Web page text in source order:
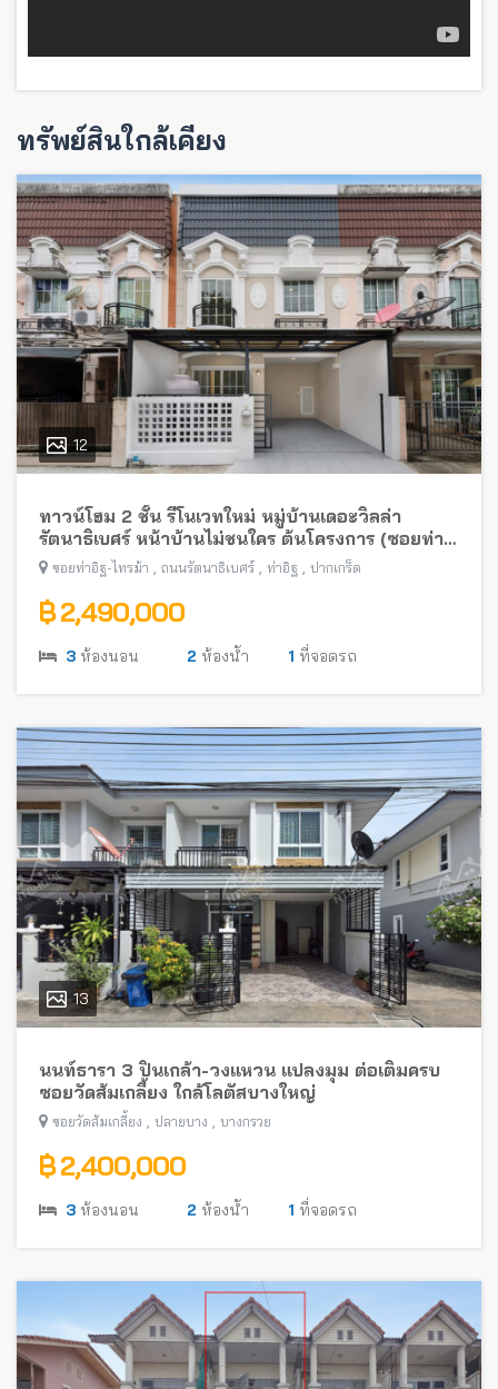
ทรัพย์สินใกล้เคียง
12
ทาวน์โฮม 2 ชั้น รีโนเวทใหม่ หมู่บ้านเดอะวิลล่า
รัตนาธิเบศร์ หน้าบ้านไม่ชนใคร ต้นโครงการ (ซอยท่า
อิฐ-ไทรม้า) พร้อมอยู่ ใกล้รถไฟฟ้าสายสีม่วง
ซอยท่าอิฐ-ไทรม้า , ถนนรัตนาธิเบศร์ , ท่าอิฐ , ปากเกร็ด
฿ 2,490,000
3 ห้องนอน 2 ห้องน้ำ 1 ที่จอดรถ
13
นนท์ธารา 3 ปิ่นเกล้า-วงแหวน แปลงมุม ต่อเติมครบ
ซอยวัดส้มเกลี้ยง ใกล้โลตัสบางใหญ่
ซอยวัดส้มเกลี้ยง , ปลายบาง , บางกรวย
฿ 2,400,000
3 ห้องนอน 2 ห้องน้ำ 1 ที่จอดรถ